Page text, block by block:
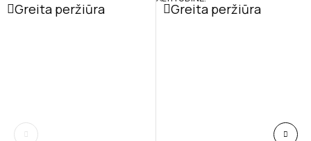
Greita peržiūra
Greita peržiūra